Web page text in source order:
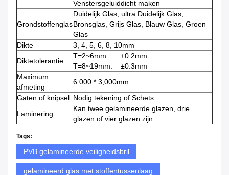
Venstersgeluiddicht maken
Grondstoffenglas
Duidelijk Glas, ultra Duidelijk Glas,
Bronsglas, Grijs Glas, Blauw Glas, Groen
Glas
Dikte
3, 4, 5, 6, 8, 10mm
Diktetolerantie
T=2~6mm: ±0.2mm
T=8~19mm: ±0.3mm
Maximum
afmeting
6.000 * 3,000mm
Gaten of knipsel Nodig tekening of Schets
Laminering
Kan twee gelamineerde glazen, drie
glazen of vier glazen zijn
Tags:
PVB gelamineerde veiligheidsbril
gelamineerd glas met stoffentussenlaag